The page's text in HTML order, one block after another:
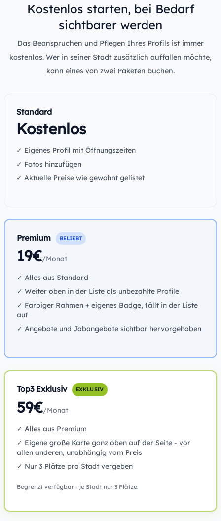
Kostenlos starten, bei Bedarf
sichtbarer werden
Das Beanspruchen und Pflegen Ihres Profils ist immer
kostenlos. Wer in seiner Stadt zusätzlich auffallen möchte,
kann eines von zwei Paketen buchen.
Standard
Kostenlos
✓ Eigenes Profil mit Öffnungszeiten
✓ Fotos hinzufügen
✓ Aktuelle Preise wie gewohnt gelistet
Premium BELIEBT
19€/Monat
✓ Alles aus Standard
✓ Weiter oben in der Liste als unbezahlte Profile
✓ Farbiger Rahmen + eigenes Badge, fällt in der Liste
auf
✓ Angebote und Jobangebote sichtbar hervorgehoben
Top3 Exklusiv EXKLUSIV
59€/Monat
✓ Alles aus Premium
✓ Eigene große Karte ganz oben auf der Seite - vor
allen anderen, unabhängig vom Preis
✓ Nur 3 Plätze pro Stadt vergeben
Begrenzt verfügbar - je Stadt nur 3 Plätze.